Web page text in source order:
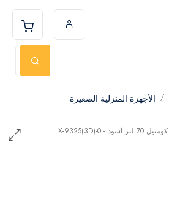
الأجهزة المنزلية الصغيرة